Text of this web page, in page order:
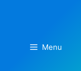
Menu